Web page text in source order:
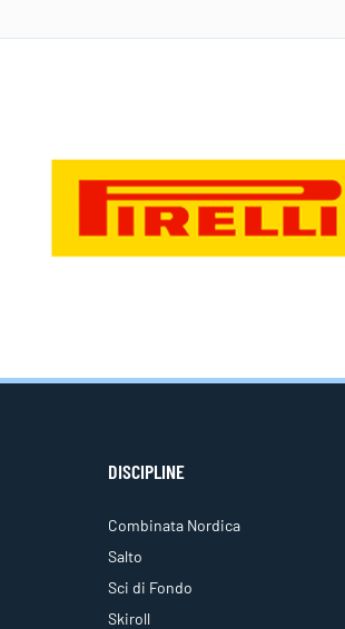
DISCIPLINE
Combinata Nordica
Salto
Sci di Fondo
Skiroll